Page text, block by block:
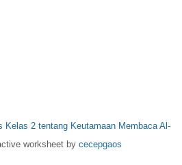
Kelas 2 tentang Keutamaan Membaca Al-
worksheet by cecepgaos